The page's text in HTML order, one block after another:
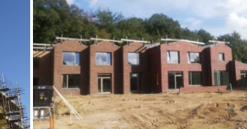
BLOEMENBUURT GEMEENTE LISSE
(2021)
bouwmediation